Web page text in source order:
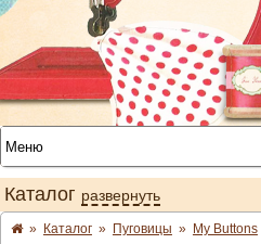
Каталог развернуть
» Каталог » Пуговицы » My Buttons